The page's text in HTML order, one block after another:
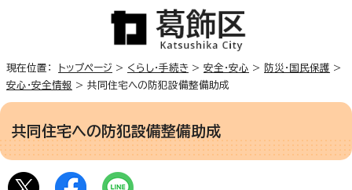
現在位置： トップページ > くらし・手続き > 安全・安心 > 防災・国民保護 >
安心・安全情報 > 共同住宅への防犯設備整備助成
共同住宅への防犯設備整備助成